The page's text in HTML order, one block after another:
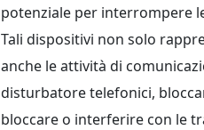
potenziale per interrompere
Tali dispositivi non solo
anche le attività di
disturbatore telefonici,
bloccare o interferire con le